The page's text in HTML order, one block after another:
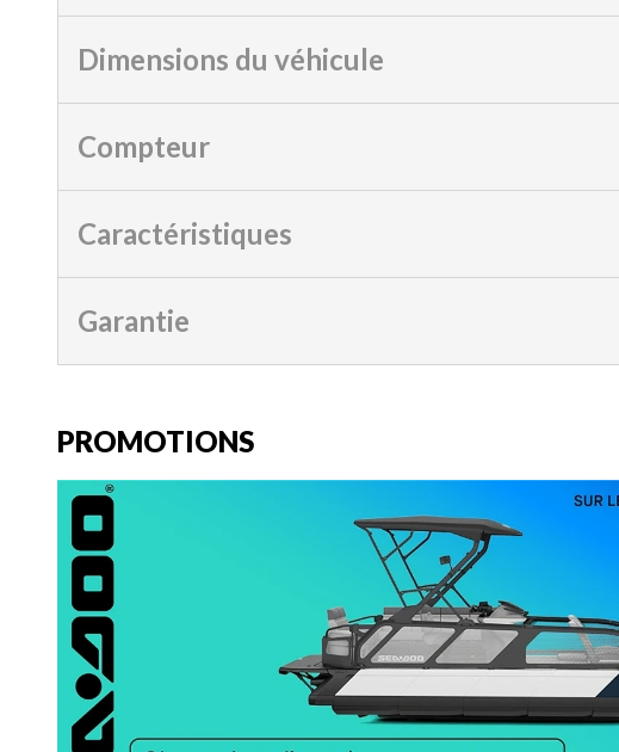
Dimensions du véhicule
Compteur
Caractéristiques
Garantie
PROMOTIONS